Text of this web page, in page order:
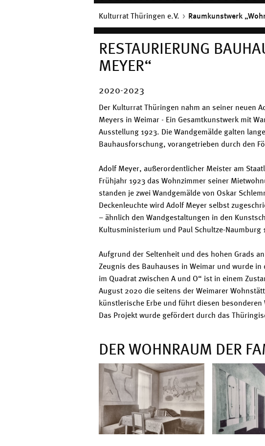
Kulturrat Thüringen e.V. Raumkunstwerk
RESTAURIERUNG
MEYER“
2020-2023
Der Kulturrat Thüringen nahm an seiner neuen
Meyers in Weimar - Ein Gesamtkunstwerk mit
Ausstellung 1923. Die Wandgemälde galten
Bauhausforschung, vorangetrieben durch den
Adolf Meyer, außerordentlicher Meister am
Frühjahr 1923 das Wohnzimmer seiner
standen je zwei Wandgemälde von Oskar
Deckenleuchte wird Adolf Meyer selbst
– ähnlich den Wandgestaltungen in den
Kultusministerium und Paul Schultze-Naumburg
Aufgrund der Seltenheit und des hohen Grads
Zeugnis des Bauhauses in Weimar und wurde
im Quadrat zwischen A und O“ ist in einem
August 2020 die seitens der Weimarer
künstlerische Erbe und führt diesen
Das Projekt wurde gefördert durch das
DER WOHNRAUM DER